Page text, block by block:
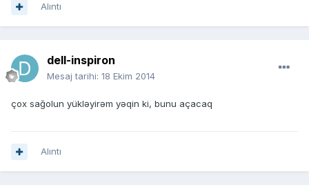
Alıntı
dell-inspiron
Mesaj tarihi: 18 Ekim 2014
çox sağolun yükləyirəm yəqin ki, bunu açacaq
Alıntı